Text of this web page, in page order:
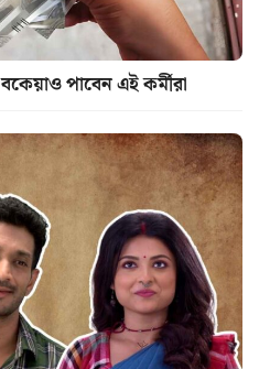
পাবেন এই কর্মীরা